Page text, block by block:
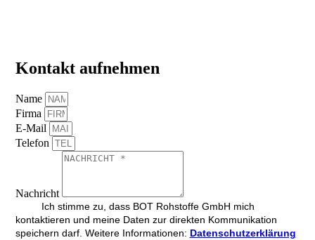
Kontakt aufnehmen
Name
Firma
E-Mail
Telefon
Nachricht
Ich stimme zu, dass BOT Rohstoffe GmbH mich
kontaktieren und meine Daten zur direkten Kommunikation
speichern darf. Weitere Informationen: Datenschutzerklärung